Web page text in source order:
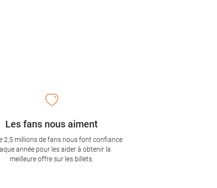
Les fans nous aiment
2,5 millions de fans nous font confiance
année pour les aider à obtenir la
meilleure offre sur les billets.